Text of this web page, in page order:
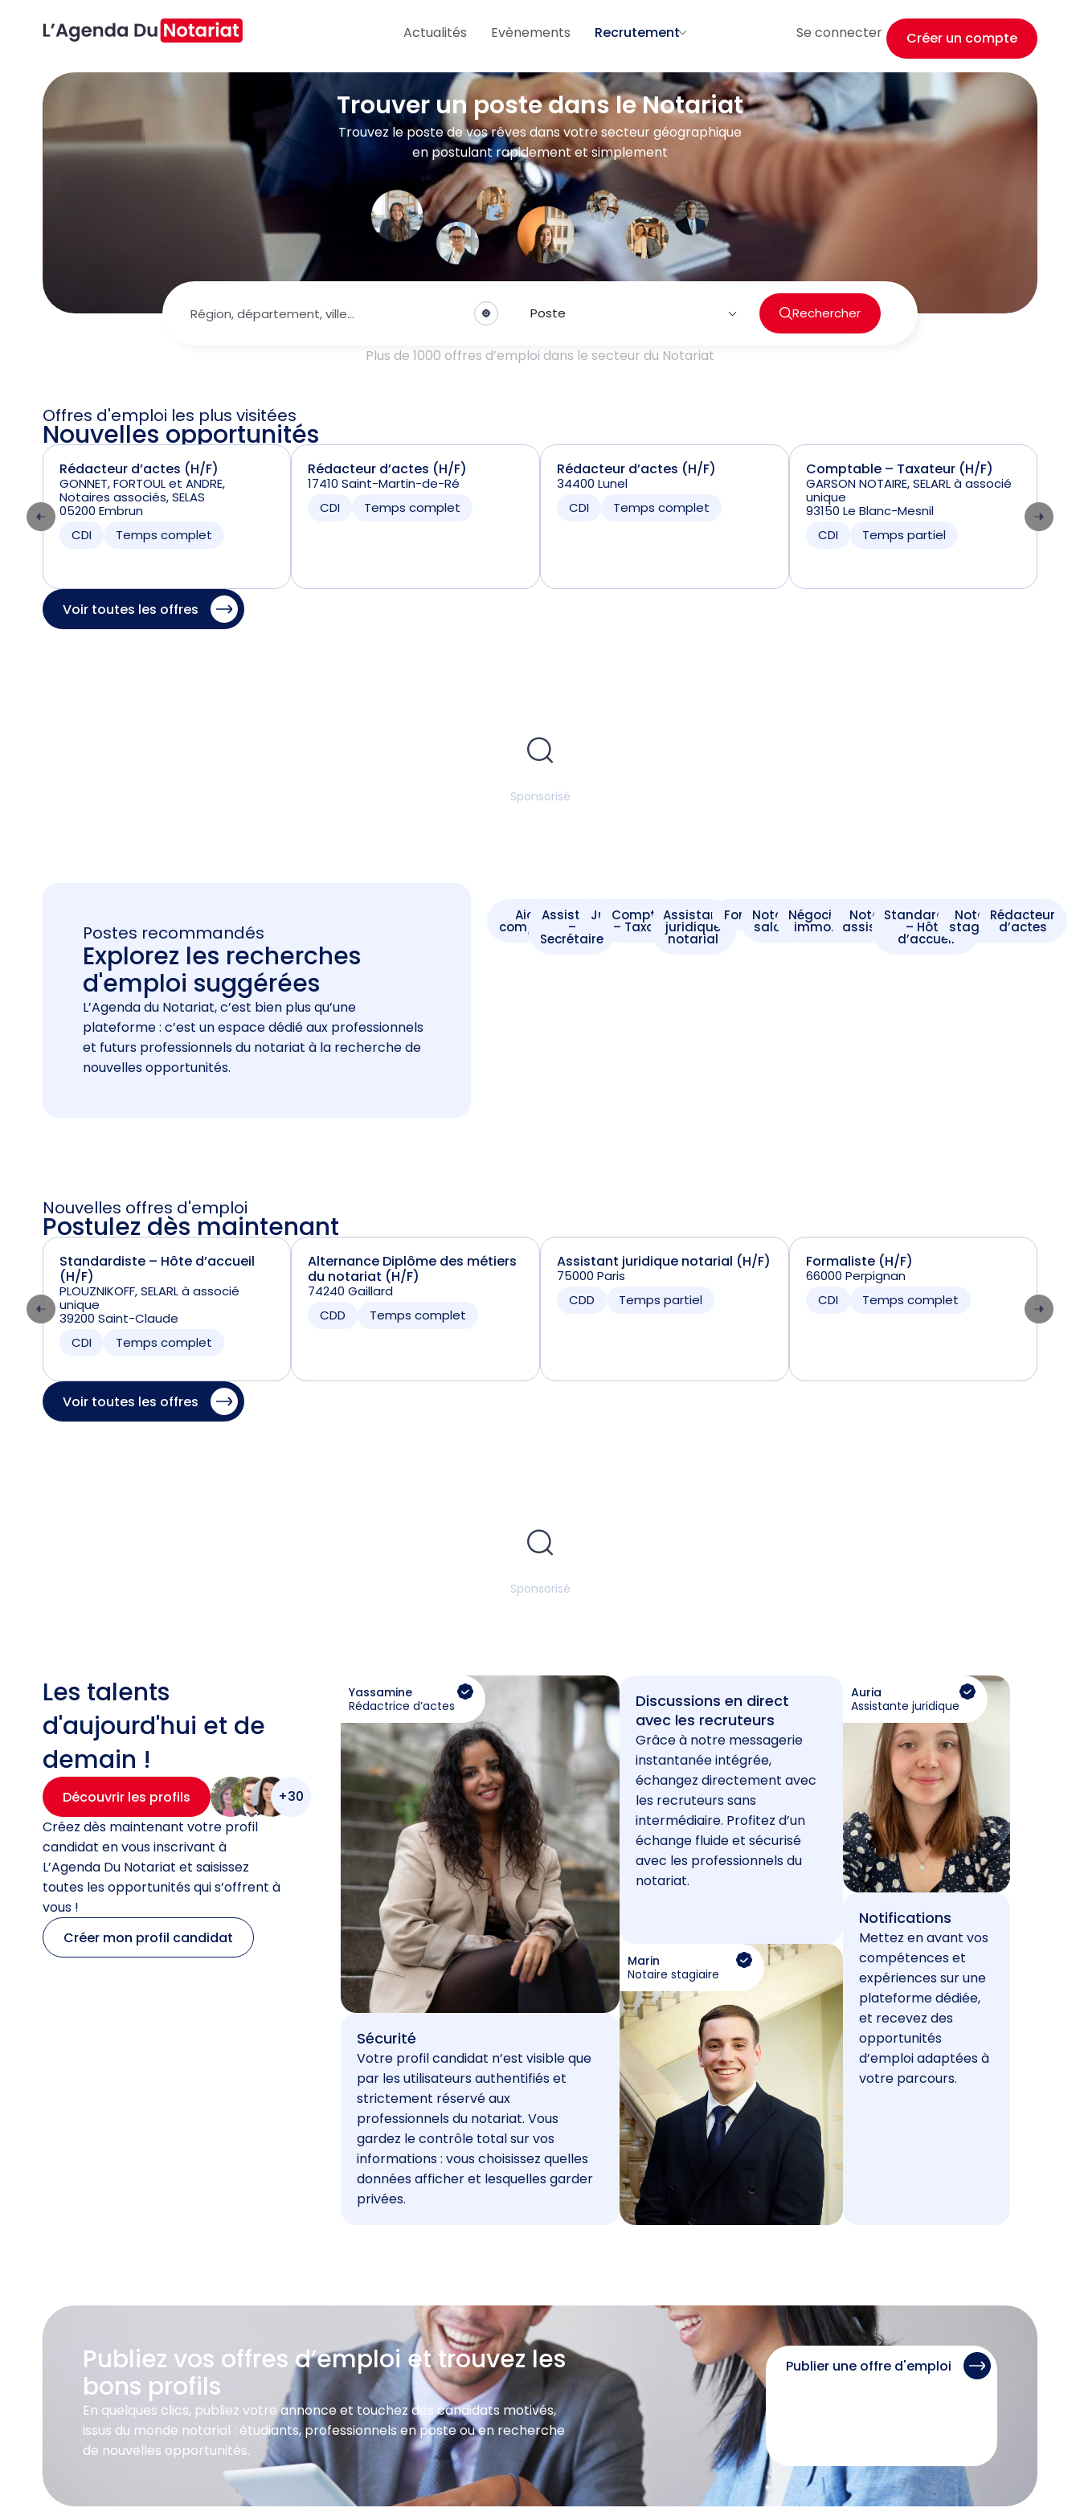
Actualités Evènements Recrutement Se connecter Créer un compte
Trouver un poste dans le Notariat
Trouvez le poste de vos rêves dans votre secteur géographique
en postulant rapidement et simplement
Poste Rechercher
Plus de 1000 offres d’emploi dans le secteur du Notariat
Offres d'emploi les plus visitées
Nouvelles opportunités
Rédacteur d’actes (H/F)
GONNET, FORTOUL et ANDRE,
Notaires associés, SELAS
05200 Embrun
CDI
Temps complet
Rédacteur d’actes (H/F)
17410 Saint-Martin-de-Ré
CDI
Temps complet
Rédacteur d’actes (H/F)
34400 Lunel
CDI
Temps complet
Comptable – Taxateur (H/F)
GARSON NOTAIRE, SELARL à associé
unique
93150 Le Blanc-Mesnil
CDI
Temps partiel
Voir toutes les offres
Sponsorisé
Postes recommandés
Explorez les recherches
d'emploi suggérées
L’Agenda du Notariat, c’est bien plus qu’une
plateforme : c’est un espace dédié aux professionnels
et futurs professionnels du notariat à la recherche de
nouvelles opportunités.
Aide -
comptable
Assistant
–
Secrétaire
JuristeComptable
– Taxateur
Assistant
juridique
notarial
Formaliste
Notaire
salarié
Négociateur
immobilier
Notaire
assistant
Standardiste
– Hôte
d’accueil
Notaire
stagiaire
Rédacteur
d’actes
Nouvelles offres d'emploi
Postulez dès maintenant
Standardiste – Hôte d’accueil
(H/F)
PLOUZNIKOFF, SELARL à associé
unique
39200 Saint-Claude
CDI
Temps complet
Alternance Diplôme des métiers
du notariat (H/F)
74240 Gaillard
CDD
Temps complet
Assistant juridique notarial (H/F)
75000 Paris
CDD
Temps partiel
Formaliste (H/F)
66000 Perpignan
CDI
Temps complet
Voir toutes les offres
Sponsorisé
Les talents
d'aujourd'hui et de
demain !
Découvrir les profils
+30
Créez dès maintenant votre profil
candidat en vous inscrivant à
L’Agenda Du Notariat et saisissez
toutes les opportunités qui s’offrent à
vous !
Créer mon profil candidat
Yassamine
Rédactrice d’actes
Sécurité
Votre profil candidat n’est visible que
par les utilisateurs authentifiés et
strictement réservé aux
professionnels du notariat. Vous
gardez le contrôle total sur vos
informations : vous choisissez quelles
données afficher et lesquelles garder
privées.
Discussions en direct
avec les recruteurs
Grâce à notre messagerie
instantanée intégrée,
échangez directement avec
les recruteurs sans
intermédiaire. Profitez d’un
échange fluide et sécurisé
avec les professionnels du
notariat.
Marin
Notaire stagiaire
Auria
Assistante juridique
Notifications
Mettez en avant vos
compétences et
expériences sur une
plateforme dédiée,
et recevez des
opportunités
d’emploi adaptées à
votre parcours.
Publiez vos offres d’emploi et trouvez les
bons profils
En quelques clics, publiez votre annonce et touchez des candidats motivés,
issus du monde notarial : étudiants, professionnels en poste ou en recherche
de nouvelles opportunités.
Publier une offre d'emploi